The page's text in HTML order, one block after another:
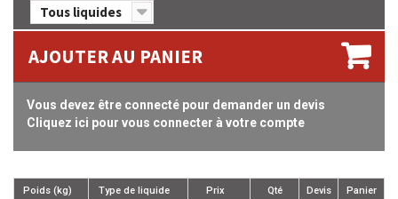
Tous liquides
AJOUTER AU PANIER
Vous devez être connecté pour demander un devis
Cliquez ici pour vous connecter à votre compte
Poids (kg) Type de liquide Prix Qté Devis Panier